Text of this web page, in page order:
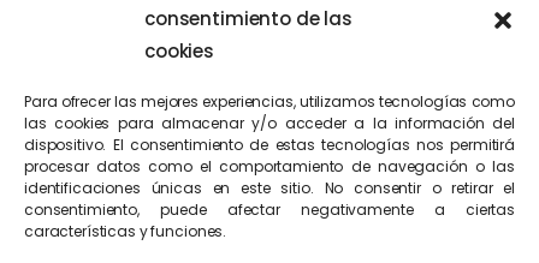
consentimiento de las
cookies
Para ofrecer las mejores experiencias, utilizamos tecnologías como
las cookies para almacenar y/o acceder a la información del
dispositivo. El consentimiento de estas tecnologías nos permitirá
procesar datos como el comportamiento de navegación o las
identificaciones únicas en este sitio. No consentir o retirar el
consentimiento, puede afectar negativamente a ciertas
características y funciones.
Servicios
Abogados Matrimonialista
Abogados Derecho Laboral
Abogado Segunda Oportunidad Barcelona